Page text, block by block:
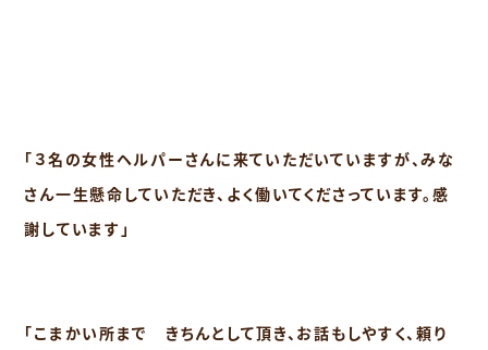
「３名の女性ヘルパーさんに来ていただいていますが、みな
さん一生懸命していただき、よく働いてくださっています。感
謝しています」
「こまかい所まで きちんとして頂き、お話もしやすく、頼り